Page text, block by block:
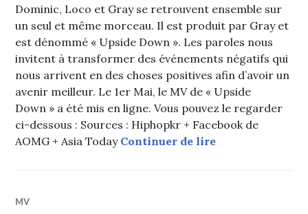
Dominic, Loco et Gray se retrouvent ensemble sur
un seul et même morceau. Il est produit par Gray et
est dénommé « Upside Down ». Les paroles nous
invitent à transformer des événements négatifs qui
nous arrivent en des choses positives afin d’avoir un
avenir meilleur. Le 1er Mai, le MV de « Upside
Down » a été mis en ligne. Vous pouvez le regarder
ci-dessous : Sources : Hiphopkr + Facebook de
AOMG + Asia Today Continuer de lireJay Park,
MV